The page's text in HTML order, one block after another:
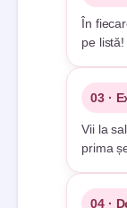
În
pe listă!
03 ·
Vii la
prima
04 ·